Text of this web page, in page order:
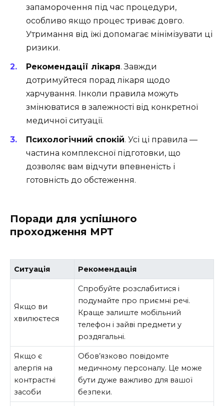
запаморочення під час процедури,
особливо якщо процес триває довго.
Утримання від їжі допомагає мінімізувати ці
ризики.
Рекомендації лікаря. Завжди
дотримуйтеся порад лікаря щодо
харчування. Інколи правила можуть
змінюватися в залежності від конкретної
медичної ситуації.
Психологічний спокій. Усі ці правила —
частина комплексної підготовки, що
дозволяє вам відчути впевненість і
готовність до обстеження.
Поради для успішного
проходження МРТ
Ситуація Рекомендація
Якщо ви
хвилюєтеся
Спробуйте розслабитися і
подумайте про приємні речі.
Краще залиште мобільний
телефон і зайві предмети у
роздягальні.
Якщо є
алергія на
контрастні
засоби
Обов’язково повідомте
медичному персоналу. Це може
бути дуже важливо для вашої
безпеки.